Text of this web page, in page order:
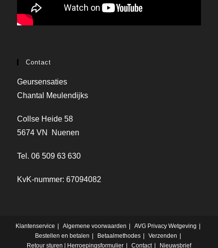
Contact
Geursensaties
Chantal Meulendijks
Collse Heide 58
5674 VN Nuenen
Tel. 06 509 63 630
KvK-nummer: 67094082
Klantenservice Algemene voorwaarden
AVG Privacy Wetgeving
Bestellen en betalen
Betaalmethodes
Verzenden
Retour sturen | Herroepingsformulier
Contact Nieuwsbrief